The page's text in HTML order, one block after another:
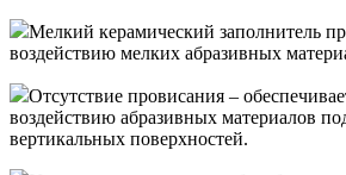
Мелкий керамический заполнитель
воздействию мелких абразивных
Отсутствие провисания –
воздействию абразивных материалов
вертикальных поверхностей.